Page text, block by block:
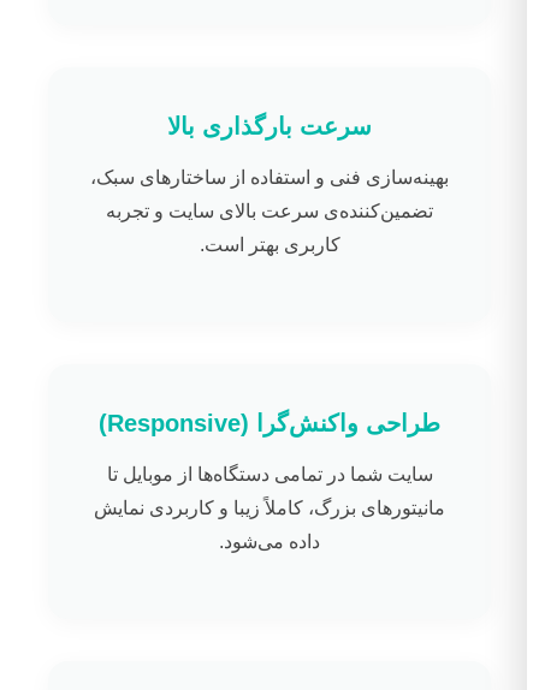
سرعت بارگذاری بالا
بهینه‌سازی فنی و استفاده از ساختارهای سبک،
تضمین‌کننده‌ی سرعت بالای سایت و تجربه
کاربری بهتر است.
طراحی واکنش‌گرا (Responsive)
سایت شما در تمامی دستگاه‌ها از موبایل تا
مانیتورهای بزرگ، کاملاً زیبا و کاربردی نمایش
داده می‌شود.